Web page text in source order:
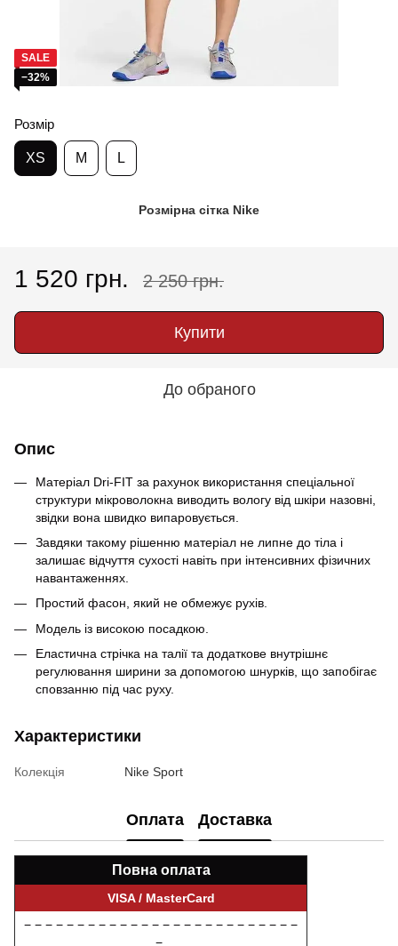
SALE
−32%
Розмір
XS M L
Розмірна сітка Nike
1 520 грн. 2 250 грн.
Купити
До обраного
Опис
Матеріал Dri-FIT за рахунок використання спеціальної
структури мікроволокна виводить вологу від шкіри назовні,
звідки вона швидко випаровується.
Завдяки такому рішенню матеріал не липне до тіла і
залишає відчуття сухості навіть при інтенсивних фізичних
навантаженнях.
Простий фасон, який не обмежує рухів.
Модель із високою посадкою.
Еластична стрічка на талії та додаткове внутрішнє
регулювання ширини за допомогою шнурків, що запобігає
сповзанню під час руху.
Характеристики
Колекція Nike Sport
Оплата Доставка
Повна оплата
VISA / MasterCard
− − − − − − − − − − − − − − − − − − − − − − − − − −
−